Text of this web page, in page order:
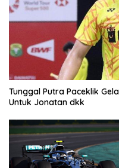
Tunggal Putra Paceklik
Untuk Jonatan dkk